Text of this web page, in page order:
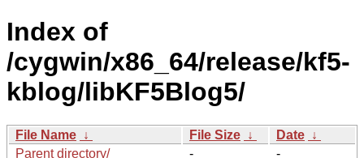
Index of
/cygwin/x86_64/release/kf5-
kblog/libKF5Blog5/
File Name ↓ File Size ↓ Date ↓
Parent directory/
-
-